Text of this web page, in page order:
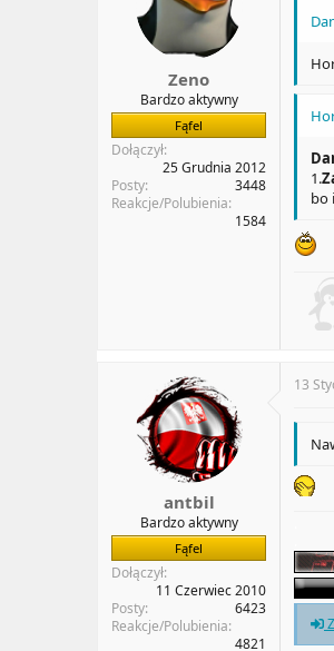
Zeno
Bardzo aktywny
Fąfel
Dołączył
25 Grudnia 2012
Posty
3448
Reakcje/Polubienia
1584
1.
bo
antbil
Bardzo aktywny
Fąfel
Dołączył
11 Czerwiec 2010
Posty
6423
Reakcje/Polubienia
4821
13